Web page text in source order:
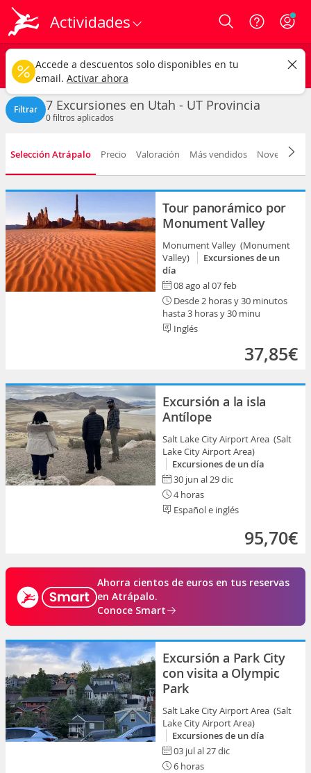
Actividades Login
Utah - UT
Excursiones Cualquier fecha
CAMBIAR
Filtrar 7 Excursiones en Utah - UT Provincia
0filtros aplicados
Selección Atrápalo Precio Valoración Más vendidos Novedad
Tour panorámico por
Monument Valley
Monument Valley (Monument
Valley)
Excursiones de un
día
08 ago al 07 feb
Desde 2 horas y 30 minutos
hasta 3 horas y 30 minu
Inglés
37,85€
Excursión a la isla
Antílope
Salt Lake City Airport Area (Salt
Lake City Airport Area)
Excursiones de un día
30 jun al 29 dic
4 horas
Español e inglés
95,70€
Ahorra cientos de euros en tus reservas
en Atrápalo.
Conoce Smart
Excursión a Park City
con visita a Olympic
Park
Salt Lake City Airport Area (Salt
Lake City Airport Area)
Excursiones de un día
03 jul al 27 dic
6 horas
Accede a descuentos solo disponibles en tu
email. Activar ahora